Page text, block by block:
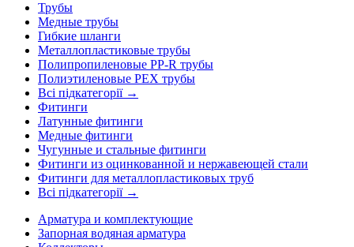
Трубы
Медные трубы
Гибкие шланги
Металлопластиковые трубы
Полипропиленовые PP-R трубы
Полиэтиленовые PEX трубы
Всі підкатегорії →
Фитинги
Латунные фитинги
Медные фитинги
Чугунные и стальные фитинги
Фитинги из оцинкованной и нержавеющей стали
Фитинги для металлопластиковых труб
Всі підкатегорії →
Арматура и комплектующие
Запорная водяная арматура